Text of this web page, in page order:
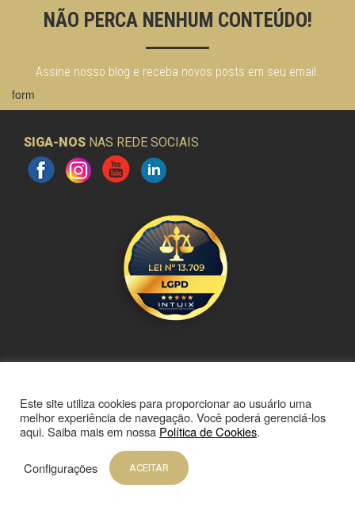
NÃO PERCA NENHUM CONTEÚDO!
Assine nosso blog e receba novos posts em seu email.
form
SIGA-NOS NAS REDE SOCIAIS
Trabalhe Conosco
Fale Conosco
Acesse nosso Blog
Termos e Condições de Uso
Política de Privacidade
Política de Cookies
CC 3.0, EXCETO QUANDO ESPECIFICADO OU PARA CONTEÚDOS REPRODUZIDOS
Este site utiliza cookies para proporcionar ao usuário uma
melhor experiência de navegação. Você poderá gerenciá-los
aqui. Saiba mais em nossa Política de Cookies.
Configurações ACEITAR